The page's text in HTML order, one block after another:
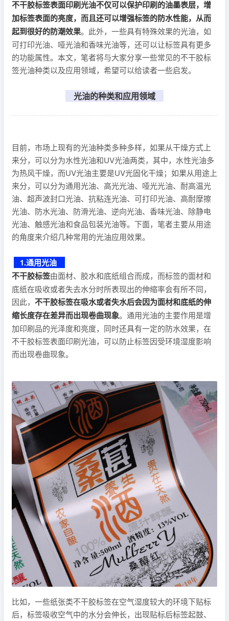
不干胶标签表面印刷光油不仅可以保护印刷的油墨表层，增
加标签表面的亮度，而且还可以增强标签的防水性能，从而
起到很好的防潮效果。此外，一些具有特殊效果的光油，如
可打印光油、哑光油和香味光油等，还可以让标签具有更多
的功能属性。本文，笔者将与大家分享一些常见的不干胶标
签光油种类以及应用领域，希望可以给读者一些启发。
光油的种类和应用领域
目前，市场上现有的光油种类多种多样，如果从干燥方式上
来分，可以分为水性光油和UV光油两类，其中，水性光油多
为热风干燥，而UV光油主要是UV光固化干燥；如果从用途上
来分，可以分为通用光油、高光光油、哑光光油、耐高温光
油、超声波封口光油、抗粘连光油、可打印光油、高耐摩擦
光油、防水光油、防滑光油、逆向光油、香味光油、除静电
光油、触感光油和食品包装光油等。下面，笔者主要从用途
的角度来介绍几种常用的光油应用效果。
1.通用光油
不干胶标签由面材、胶水和底纸组合而成，而标签的面材和
底纸在吸收或者失去水分时所表现出的伸缩率会有所不同，
因此， 不干胶标签在吸水或者失水后会因为面材和底纸的伸
缩长度存在差异而出现卷曲现象。通用光油的主要作用是增
加印刷品的光泽度和亮度，同时还具有一定的防水效果，在
不干胶标签表面印刷光油，可以防止标签因受环境湿度影响
而出现卷曲现象。
比如，一些纸张类不干胶标签在空气湿度较大的环境下贴标
后，标签吸收空气中的水分会伸长，出现贴标后标签起鼓、